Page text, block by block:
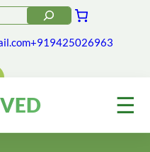
+919425026963
☰